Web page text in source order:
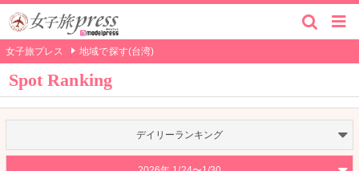
女子旅プレス 地域で探す(台湾)
Spot Ranking
デイリーランキング